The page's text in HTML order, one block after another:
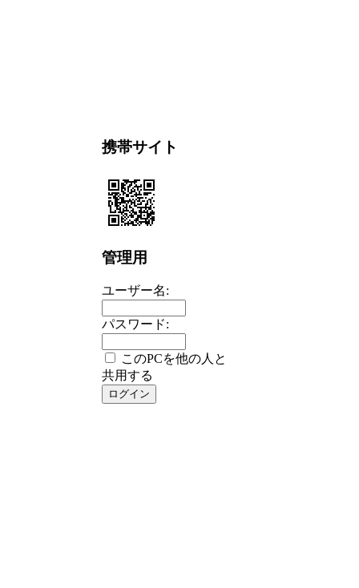
携帯サイト
管理用
ユーザー名:
パスワード:
このPCを他の人と
共用する